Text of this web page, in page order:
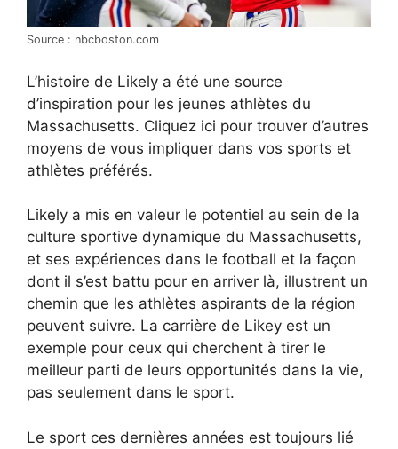
Source : nbcboston.com
L’histoire de Likely a été une source
d’inspiration pour les jeunes athlètes du
Massachusetts. Cliquez ici pour trouver d’autres
moyens de vous impliquer dans vos sports et
athlètes préférés.
Likely a mis en valeur le potentiel au sein de la
culture sportive dynamique du Massachusetts,
et ses expériences dans le football et la façon
dont il s’est battu pour en arriver là, illustrent un
chemin que les athlètes aspirants de la région
peuvent suivre. La carrière de Likey est un
exemple pour ceux qui cherchent à tirer le
meilleur parti de leurs opportunités dans la vie,
pas seulement dans le sport.
Le sport ces dernières années est toujours lié